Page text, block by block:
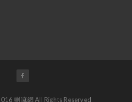
喇嘛網 All Rights Reserved